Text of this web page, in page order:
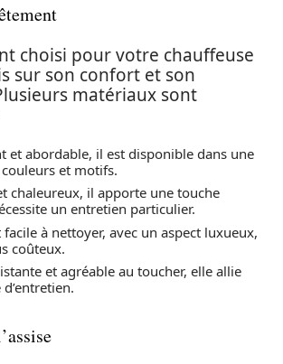
choisi pour votre chauffeuse
sur son confort et son
matériaux sont
et abordable, il est disponible dans une
et motifs.
chaleureux, il apporte une touche
un entretien particulier.
à nettoyer, avec un aspect luxueux,
coûteux.
et agréable au toucher, elle allie